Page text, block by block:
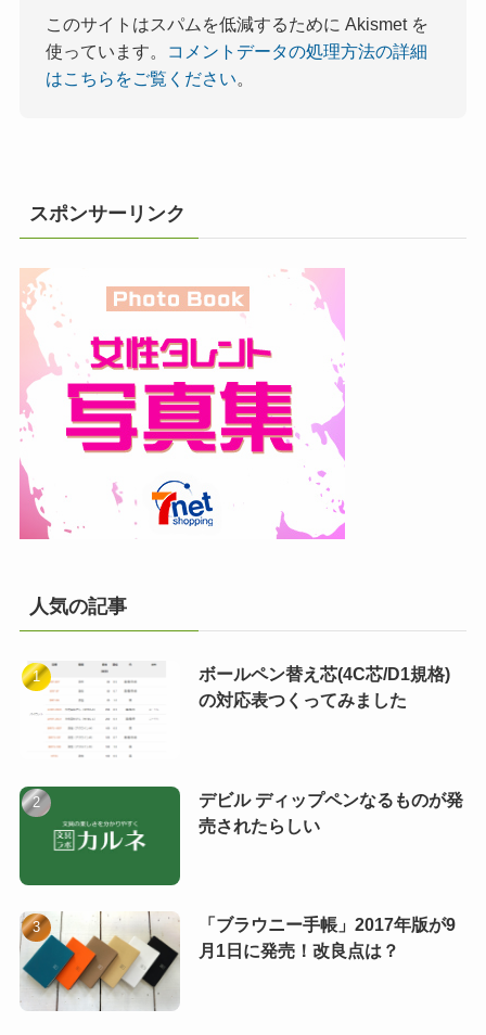
このサイトはスパムを低減するために Akismet を
使っています。
コメントデータの処理方法の詳細
はこちらをご覧ください。
スポンサーリンク
人気の記事
ボールペン替え芯(4C芯/D1規格)
の対応表つくってみました
デビル ディップペンなるものが発
売されたらしい
「ブラウニー手帳」2017年版が9
月1日に発売！改良点は？